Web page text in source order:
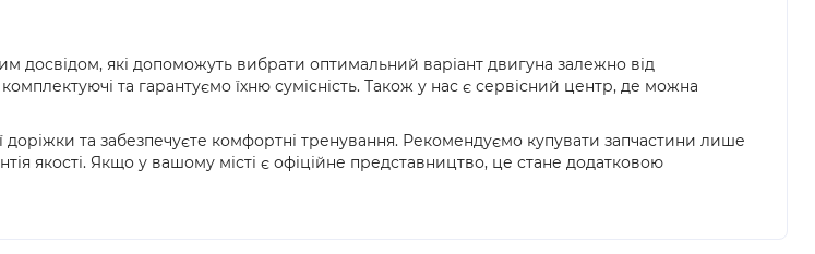
досвідом, які допоможуть вибрати оптимальний варіант двигуна залежно від
та гарантуємо їхню сумісність. Також у нас є сервісний центр, де можна
та забезпечуєте комфортні тренування. Рекомендуємо купувати запчастини лише
якості. Якщо у вашому місті є офіційне представництво, це стане додатковою